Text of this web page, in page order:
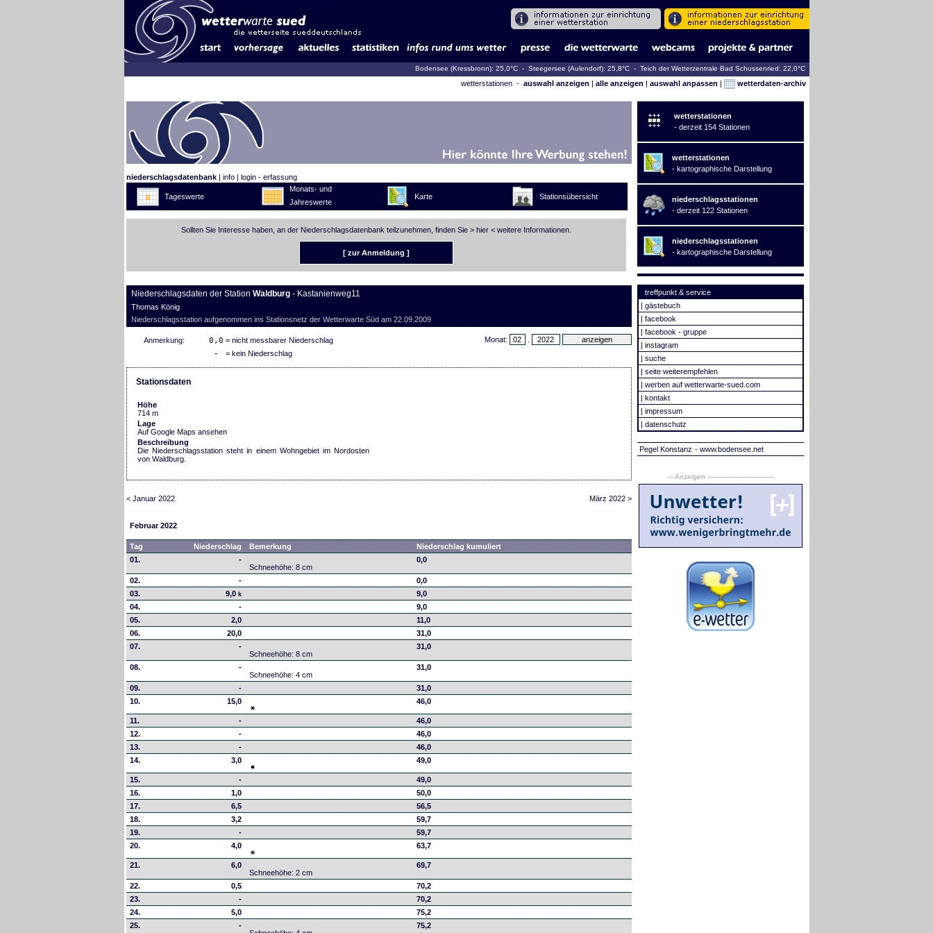
Bodensee (Kressbronn): 25,0°C - Steegersee (Aulendorf): 25,8°C - Teich der Wetterzentrale Bad Schussenried: 22,0°C
wetterstationen - auswahl anzeigen | alle anzeigen | auswahl anpassen | wetterdaten-archiv
niederschlagsdatenbank| info| login - erfassung
Tageswerte
Monats- und
Jahreswerte
Karte Stationsübersicht
Sollten Sie Interesse haben, an der Niederschlagsdatenbank teilzunehmen, finden Sie > hier< weitere Informationen.
[ zur Anmeldung ]
Niederschlagsdaten der Station Waldburg- Kastanienweg11
Thomas König
Niederschlagsstation aufgenommen ins Stationsnetz der Wetterwarte Süd am 22.09.2009
Monat:
Anmerkung: 0,0 = nicht messbarer Niederschlag
- = kein Niederschlag
Stationsdaten
Höhe
714 m
Lage
Auf Google Maps ansehen
Beschreibung
Die Niederschlagsstation steht in einem Wohngebiet im Nordosten
von Waldburg.
< Januar 2022 März 2022 >
Februar 2022
Tag Niederschlag Bemerkung
Niederschlag kumuliert
01.
-
Schneehöhe: 8 cm
0,0
02. -
0,0
03.
9,0 k
9,0
04.
-
9,0
05.
2,0
11,0
06.
20,0
31,0
07.
-
Schneehöhe: 8 cm
31,0
08.
-
Schneehöhe: 4 cm
31,0
09. -
31,0
10.
15,0 46,0
11. -
46,0
12.
-
46,0
13.
-
46,0
14.
3,0 49,0
15. -
49,0
16.
1,0
50,0
17.
6,5
56,5
18.
3,2
59,7
19.
-
59,7
20.
4,0 63,7
21.
6,0
Schneehöhe: 2 cm
69,7
22. 0,5
70,2
23.
-
70,2
24.
5,0
75,2
25.
-
75,2
wetterstationen
- derzeit 154 Stationen
wetterstationen
- kartographische Darstellung
niederschlagsstationen
- derzeit 122 Stationen
niederschlagsstationen
- kartographische Darstellung
treffpunkt & service
| gästebuch
| facebook
| facebook - gruppe
| instagram
| suche
| seite weiterempfehlen
| werben auf wetterwarte-sued.com
| kontakt
| impressum
| datenschutz
Pegel Konstanz - www.bodensee.net
--- Anzeigen --------------------------------